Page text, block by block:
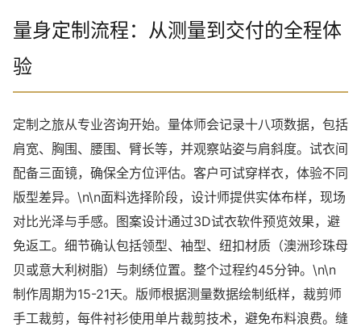
量身定制流程：从测量到交付的全程体
验
定制之旅从专业咨询开始。量体师会记录十八项数据，包括
肩宽、胸围、腰围、臂长等，并观察站姿与肩斜度。试衣间
配备三面镜，确保全方位评估。客户可试穿样衣，体验不同
版型差异。\n\n面料选择阶段，设计师提供实体布样，现场
对比光泽与手感。图案设计通过3D试衣软件预览效果，避
免返工。细节确认包括领型、袖型、纽扣材质（澳洲珍珠母
贝或意大利树脂）与刺绣位置。整个过程约45分钟。\n\n
制作周期为15-21天。版师根据测量数据绘制纸样，裁剪师
手工裁剪，每件衬衫使用单片裁剪技术，避免布料浪费。缝